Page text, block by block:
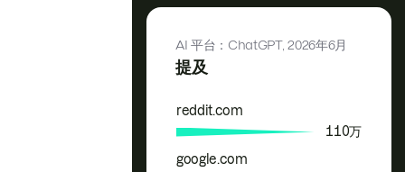
提及
AI 平台：ChatGPT,2026年6月
品牌 提及
reddit.com
110万
google.com